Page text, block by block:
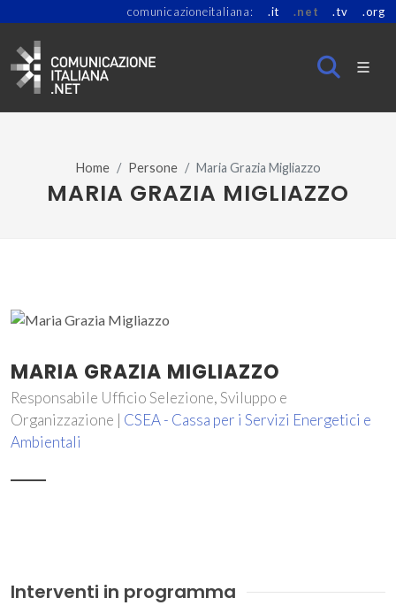
comunicazioneitaliana: .it .net .tv .org
Home Persone Maria Grazia Migliazzo
MARIA GRAZIA MIGLIAZZO
MARIA GRAZIA MIGLIAZZO
Responsabile Ufficio Selezione, Sviluppo e
Organizzazione | CSEA - Cassa per i Servizi Energetici e
Ambientali
Interventi in programma